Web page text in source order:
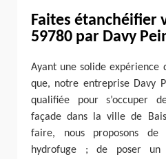
Faites étanchéifier
59780 par Davy
Ayant une solide expérience
que, notre entreprise Davy
qualifiée pour s’occuper
façade dans la ville de
faire, nous proposons
hydrofuge ; de poser un